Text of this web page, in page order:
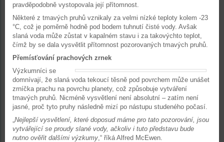
pravděpodobně vystopovala její přítomnost.
Některé z tmavých pruhů vznikaly za velmi nízké teploty kolem -23
°C, což je poměrně hodně pod bodem tuhnutí čisté vody. Avšak
slaná voda může zůstat v kapalném stavu i za takovýchto teplot,
čímž by se dala vysvětlit přítomnost pozorovaných tmavých pruhů.
Přemísťování prachových zrnek
Výzkumníci se
domnívají, že slaná voda tekoucí těsně pod povrchem může unášet
zrníčka prachu na povrchu planety, což způsobuje vytváření
tmavých pruhů. Nicméně vysvětlení není absolutní – zatím není
jasné, proč tyto pruhy následně mizí po nástupu studeného počasí.
„Nejlepší vysvětlení, které doposud máme pro tato pozorování, jsou
vytvářející se proudy slané vody, ačkoliv i tuto představu bude
nutno ověřit dalšími výzkumy,“ říká Alfred McEwen.